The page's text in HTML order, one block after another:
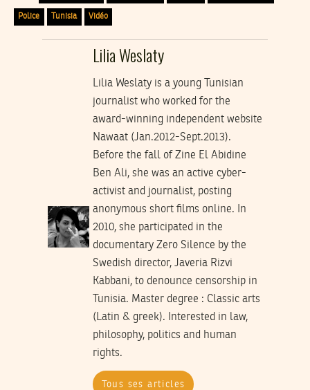
Police Tunisia Vidéo
Lilia Weslaty
Lilia Weslaty is a young Tunisian
journalist who worked for the
award-winning independent website
Nawaat (Jan.2012-Sept.2013).
Before the fall of Zine El Abidine
Ben Ali, she was an active cyber-
activist and journalist, posting
anonymous short films online. In
2010, she participated in the
documentary Zero Silence by the
Swedish director, Javeria Rizvi
Kabbani, to denounce censorship in
Tunisia. Master degree : Classic arts
(Latin & greek). Interested in law,
philosophy, politics and human
rights.
Tous ses articles